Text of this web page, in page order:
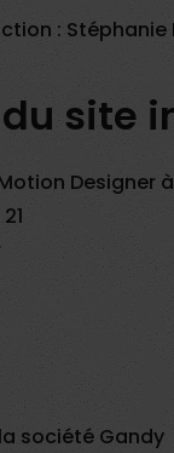
:
site
Designer
société Gandy